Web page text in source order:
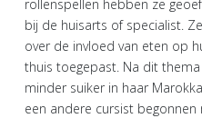
rollenspellen hebben ze
bij de huisarts of specialist.
over de invloed van eten op
thuis toegepast. Na dit
minder suiker in haar
een andere cursist begonnen